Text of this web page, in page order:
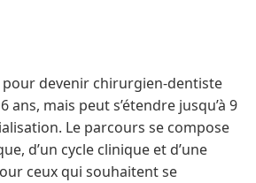
pour devenir chirurgien-dentiste
ans, mais peut s’étendre jusqu’à 9
Le parcours se compose
d’un cycle clinique et d’une
ceux qui souhaitent se